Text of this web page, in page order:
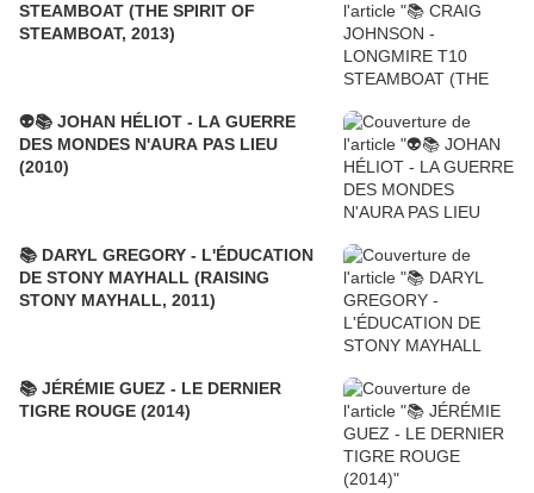
STEAMBOAT (THE SPIRIT OF
STEAMBOAT, 2013)
👽📚 JOHAN HÉLIOT - LA GUERRE
DES MONDES N'AURA PAS LIEU
(2010)
📚 DARYL GREGORY - L'ÉDUCATION
DE STONY MAYHALL (RAISING
STONY MAYHALL, 2011)
📚 JÉRÉMIE GUEZ - LE DERNIER
TIGRE ROUGE (2014)